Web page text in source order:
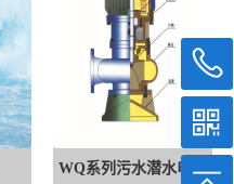
WQ系列污水潜水电泵